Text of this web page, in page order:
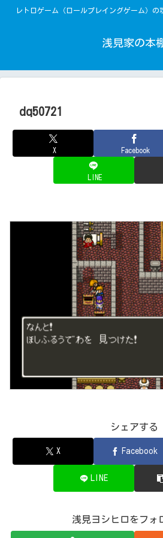
レトロゲーム（ロールプレイングゲーム）の
浅見家の本
dq50721
X Facebook
LINE
シェアする
X Facebook
LINE
浅見ヨシヒロをフォ